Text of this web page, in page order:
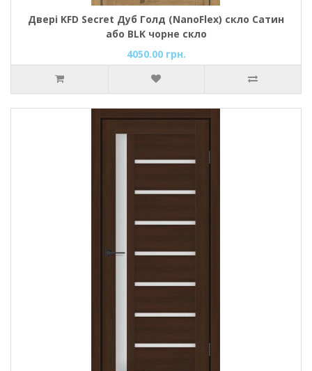
Двері KFD Secret Дуб Голд (NanoFlex) скло Сатин
або BLK чорне скло
4050.00 грн.